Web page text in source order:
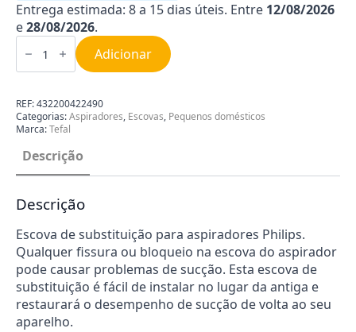
Entrega estimada: 8 a 15 dias úteis. Entre 12/08/2026
e28/08/2026.
Quantidade
de
de
Philips
432200422490
Adicionar
REF:432200422490
Categorias:Aspiradores, Escovas, Pequenos domésticos
Marca:Tefal
Descrição
Descrição
Escova de substituição para aspiradores Philips.
Qualquer fissura ou bloqueio na escova do aspirador
pode causar problemas de sucção. Esta escova de
substituição é fácil de instalar no lugar da antiga e
restaurará o desempenho de sucção de volta ao seu
aparelho.